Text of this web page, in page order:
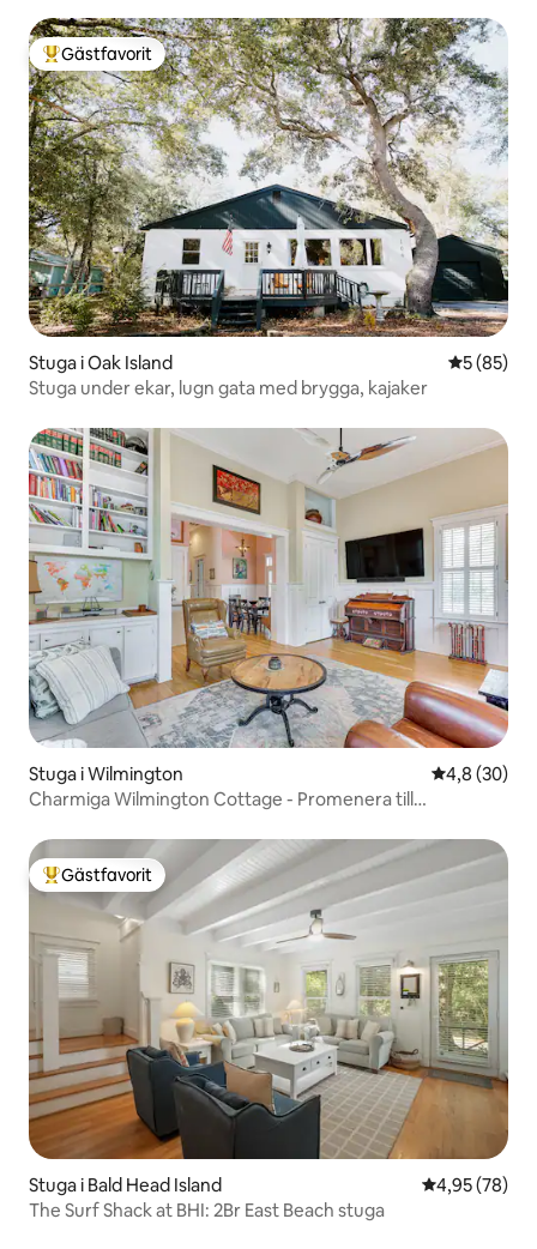
Populär gästfavorit
Gästfavorit
Stuga i Oak Island 5 av 5 i
5 (85)
Stuga under ekar, lugn gata med brygga, kajaker
Stuga i Wilmington 4,8 av 5 i
4,8 (30)
Charmiga Wilmington Cottage - Promenera till
Populär gästfavorit
Gästfavorit
Stuga i Bald Head Island 4,95 av 5 i
4,95 (78)
The Surf Shack at BHI: 2Br East Beach stuga